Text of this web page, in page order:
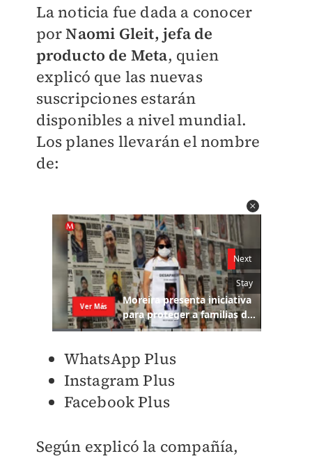
La noticia fue dada a conocer
porNaomi Gleit, jefa de
producto de Meta, quien
explicó que las nuevas
suscripciones estarán
disponibles a nivel mundial.
Los planes llevarán el nombre
de:
WhatsApp Plus
Instagram Plus
Facebook Plus
Según explicó la compañía,